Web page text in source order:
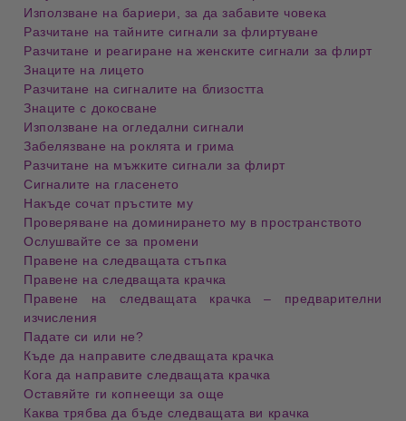
Използване на бариери, за да забавите човека
Разчитане на тайните сигнали за флиртуване
Разчитане и реагиране на женските сигнали за флирт
Знаците на лицето
Разчитане на сигналите на близостта
Знаците с докосване
Използване на огледални сигнали
Забелязване на роклята и грима
Разчитане на мъжките сигнали за флирт
Сигналите на гласенето
Накъде сочат пръстите му
Проверяване на доминирането му в пространството
Ослушвайте се за промени
Правене на следващата стъпка
Правене на следващата крачка
Правене на следващата крачка – предварителни
изчисления
Падате си или не?
Къде да направите следващата крачка
Кога да направите следващата крачка
Оставяйте ги копнеещи за още
Каква трябва да бъде следващата ви крачка